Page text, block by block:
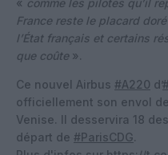
« comme les pilotes qu’il
France reste le placard
l’État français et certains
que coûte ».
Ce nouvel Airbus #A220 d’
officiellement son envol
Venise. Il desservira 18
départ de #ParisCDG.